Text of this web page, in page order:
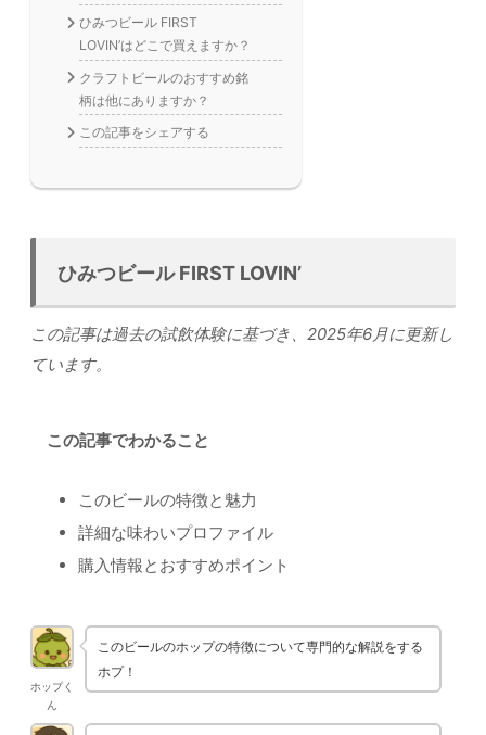
ひみつビール FIRST
LOVIN’はどこで買えますか？
クラフトビールのおすすめ銘
柄は他にありますか？
この記事をシェアする
ひみつビール FIRST LOVIN’
この記事は過去の試飲体験に基づき、2025年6月に更新し
ています。
この記事でわかること
このビールの特徴と魅力
詳細な味わいプロファイル
購入情報とおすすめポイント
ホップく
ん
このビールのホップの特徴について専門的な解説をする
ホプ！